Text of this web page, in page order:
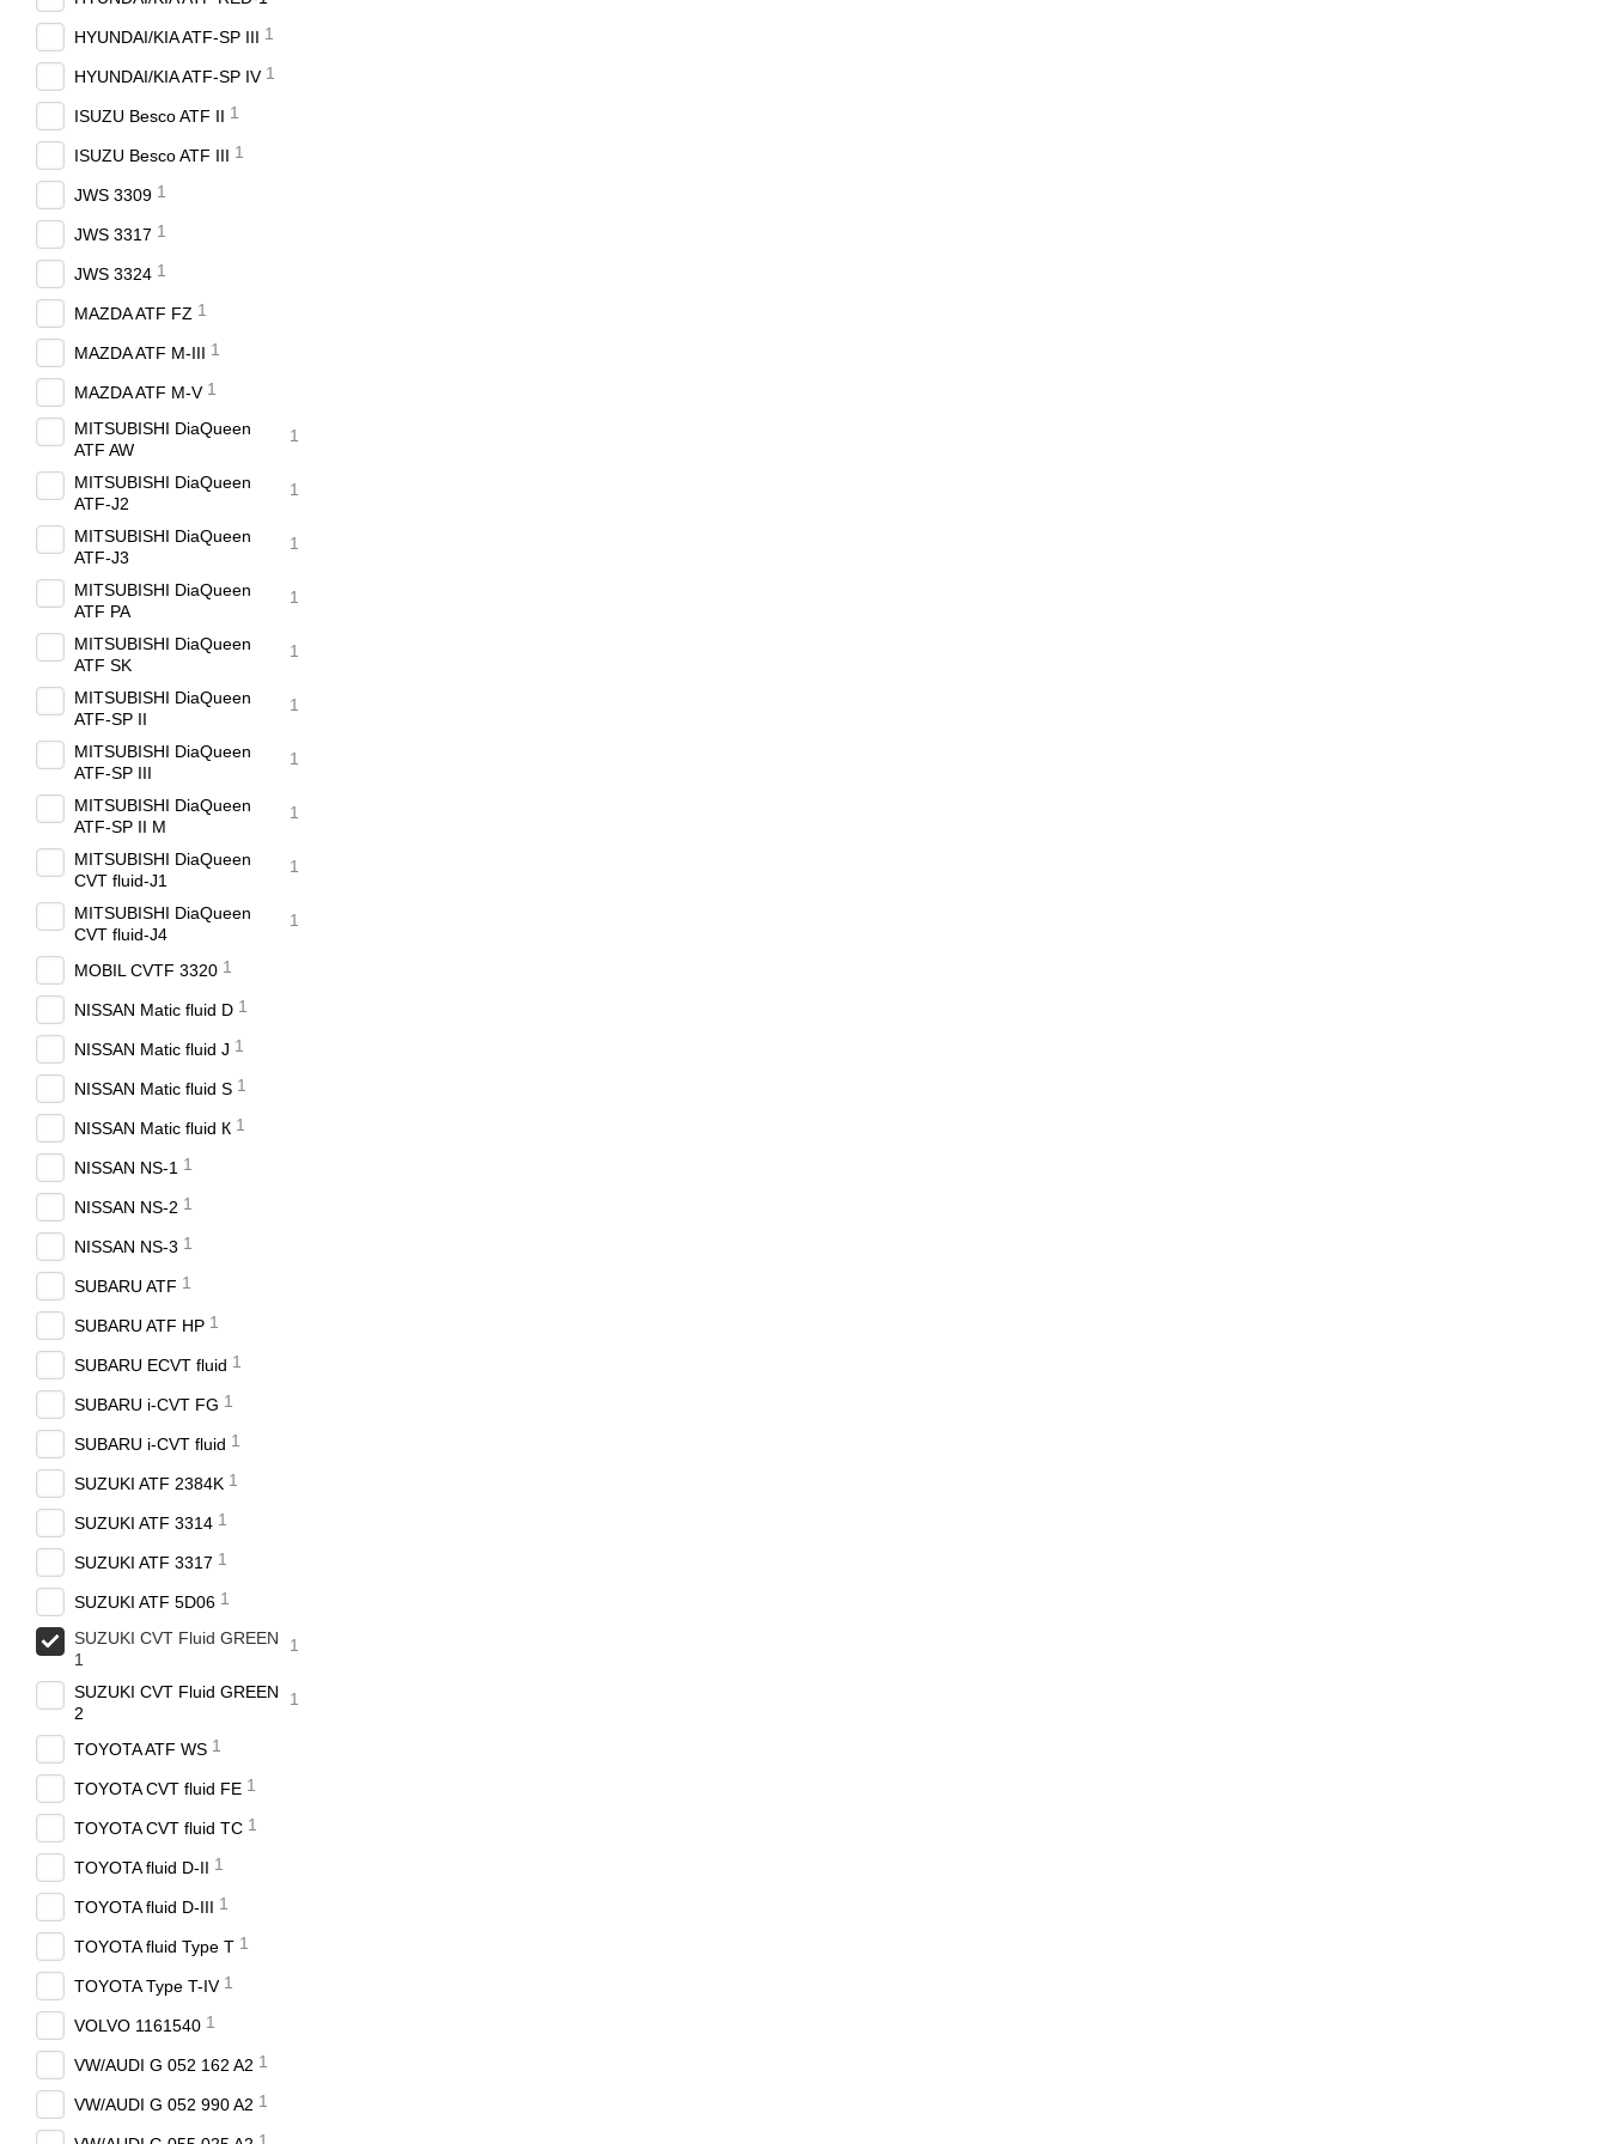
HYUNDAI/KIA ATF-SP III 1
HYUNDAI/KIA ATF-SP IV 1
ISUZU Besco ATF II 1
ISUZU Besco ATF III 1
JWS 3309 1
JWS 3317 1
JWS 3324 1
MAZDA ATF FZ 1
MAZDA ATF M-III 1
MAZDA ATF M-V 1
MITSUBISHI DiaQueen
ATF AW
1
MITSUBISHI DiaQueen
ATF-J2
1
MITSUBISHI DiaQueen
ATF-J3
1
MITSUBISHI DiaQueen
ATF PA
1
MITSUBISHI DiaQueen
ATF SK
1
MITSUBISHI DiaQueen
ATF-SP II
1
MITSUBISHI DiaQueen
ATF-SP III
1
MITSUBISHI DiaQueen
ATF-SP II M
1
MITSUBISHI DiaQueen
CVT fluid-J1
1
MITSUBISHI DiaQueen
CVT fluid-J4
1
MOBIL CVTF 3320 1
NISSAN Matic fluid D 1
NISSAN Matic fluid J 1
NISSAN Matic fluid S 1
NISSAN Matic fluid К 1
NISSAN NS-1 1
NISSAN NS-2 1
NISSAN NS-3 1
SUBARU ATF 1
SUBARU ATF HP 1
SUBARU ECVT fluid 1
SUBARU i-CVT FG 1
SUBARU i-CVT fluid 1
SUZUKI ATF 2384K 1
SUZUKI ATF 3314 1
SUZUKI ATF 3317 1
SUZUKI ATF 5D06 1
SUZUKI CVT Fluid GREEN
1
1
SUZUKI CVT Fluid GREEN
2
1
TOYOTA ATF WS 1
TOYOTA CVT fluid FE 1
TOYOTA CVT fluid TC 1
TOYOTA fluid D-II 1
TOYOTA fluid D-III 1
TOYOTA fluid Type T 1
TOYOTA Type T-IV 1
VOLVO 1161540 1
VW/AUDI G 052 162 A2 1
VW/AUDI G 052 990 A2 1